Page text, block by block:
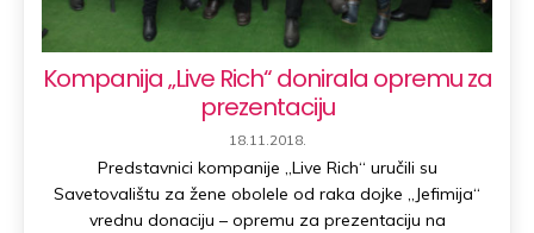
Kompanija „Live Rich“ donirala opremu za
prezentaciju
PUBLISHED
18.11.2018.
Predstavnici kompanije „Live Rich“ uručili su
Savetovalištu za žene obolele od raka dojke „Jefimija“
vrednu donaciju – opremu za prezentaciju na